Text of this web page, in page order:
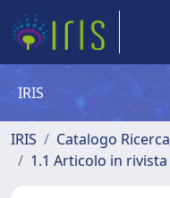
IRIS
IRIS Catalogo Ricerca
1.1 Articolo in rivista